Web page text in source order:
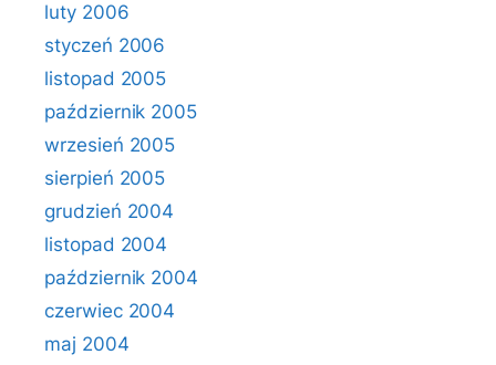
luty 2006
styczeń 2006
listopad 2005
październik 2005
wrzesień 2005
sierpień 2005
grudzień 2004
listopad 2004
październik 2004
czerwiec 2004
maj 2004